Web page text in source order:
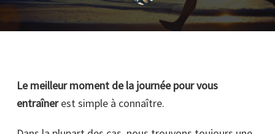
Le meilleur moment de la journée pour vous
entraînerest simple à connaître.